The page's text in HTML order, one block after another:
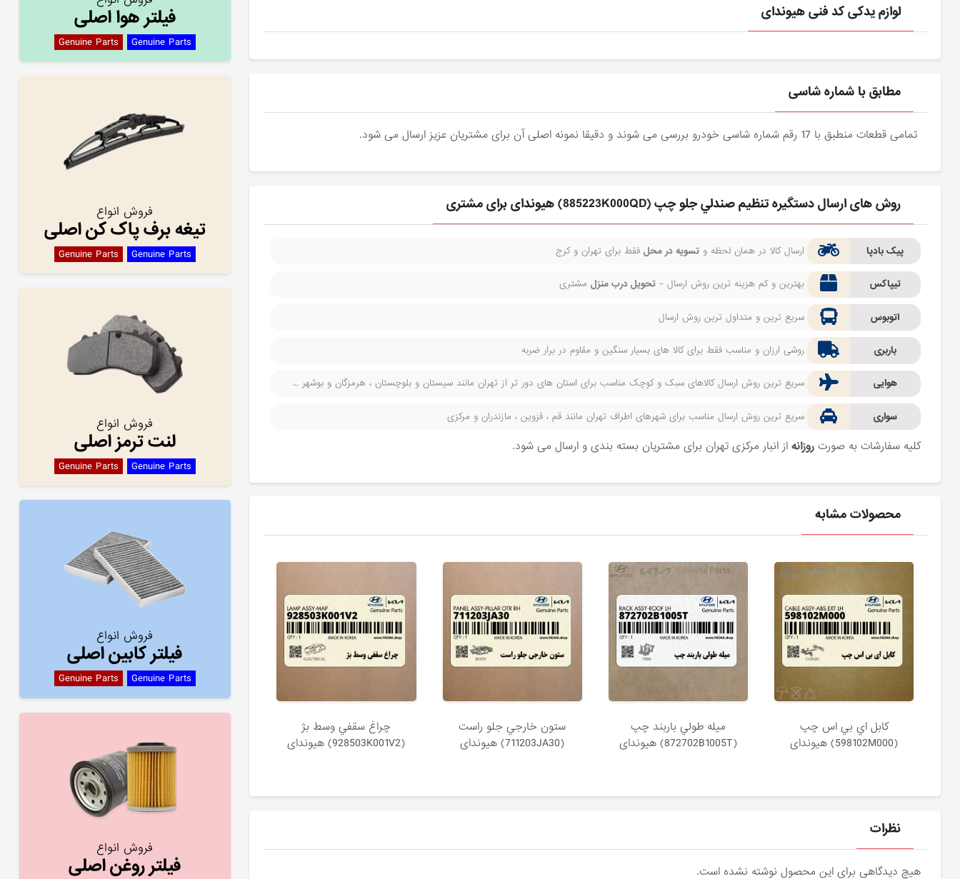
لوازم یدکی کد فنی هیوندای
مطابق با شماره شاسی
تمامی قطعات منطبق با 17 رقم شماره شاسی خودرو بررسی می شوند و دقیقا نمونه اصلی آن برای مشتریان عزیز ارسال می شود.
روش های ارسال دستگيره تنظيم صندلي جلو چپ (885223K000QD) هیوندای برای مشتری
پیک بادپا ارسال کالا در همان لحظه وتسویه در محل فقط برای تهران و کرج
تیپاکس بهترین و کم هزینه ترین روش ارسال -تحویل درب منزل مشتری
اتوبوس سریع ترین و متداول ترین روش ارسال
باربری روشی ارزان و مناسب فقط برای کالا های بسیار سنگین و مقاوم در برار ضربه
هوایی سریع ترین روش ارسال کالاهای سبک و کوچک مناسب برای استان های دور تر از تهران مانند سیستان و بلوچستان ، هرمزگان و بوشهر ...
سواری سریع ترین روش ارسال مناسب برای شهرهای اطراف تهران مانند قم ، قزوین ، مازندران و مرکزی
کلیه سفارشات به صورتروزانه از انبار مرکزی تهران برای مشتریان بسته بندی و ارسال می شود.
محصولات مشابه
كابل اي بي اس چپ
(598102M000) هیوندای
ميله طولي باربند چپ
(872702B1005T) هیوندای
ستون خارجي جلو راست
(711203JA30) هیوندای
چراغ سقفي وسط بژ
(928503K001V2) هیوندای
نظرات
هیچ دیدگاهی برای این محصول نوشته نشده است.
فیلتر هوا اصلی
Genuine Parts Genuine Parts
فروش انواع
تیغه برف پاک کن اصلی
Genuine Parts Genuine Parts
فروش انواع
لنت ترمز اصلی
Genuine Parts Genuine Parts
فروش انواع
فیلتر کابین اصلی
Genuine Parts Genuine Parts
فروش انواع
فیلتر روغن اصلی